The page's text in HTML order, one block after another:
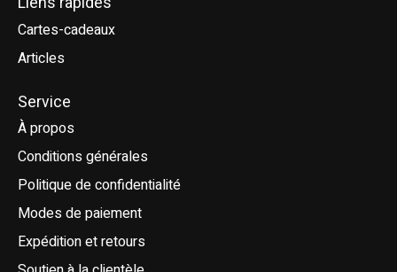
Cartes-cadeaux
Articles
Service
À propos
Conditions générales
Politique de confidentialité
Modes de paiement
Expédition et retours